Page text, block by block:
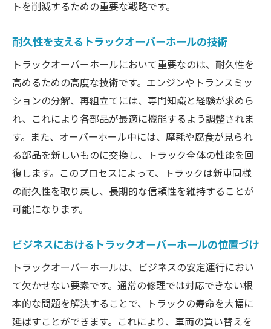
オーバーホールのための革新的なツールの
トラックオーバーホールにおける精密な作
業手法
トラブルシューティングのための診断技術
トラックの性能を維持するためのオーバーホー
ルの具体的ステップ
初期診断から始まるオーバーホールステッ
プ
部品の検査と交換プロセス
オーバーホール後の性能試験手順
オーバーホール計画における時間管理
トラックの性能を維持するための定期的な
見直し
トラックオーバーホールで耐久性を再生しビジ
ネスを強化する
トを削減するための重要な戦略です。
耐久性を支えるトラックオーバーホールの技術
トラックオーバーホールにおいて重要なのは、耐久性を
高めるための高度な技術です。エンジンやトランスミッ
ションの分解、再組立てには、専門知識と経験が求めら
れ、これにより各部品が最適に機能するよう調整されま
す。また、オーバーホール中には、摩耗や腐食が見られ
る部品を新しいものに交換し、トラック全体の性能を回
復します。このプロセスによって、トラックは新車同様
の耐久性を取り戻し、長期的な信頼性を維持することが
可能になります。
ビジネスにおけるトラックオーバーホールの位置づけ
トラックオーバーホールは、ビジネスの安定運行におい
て欠かせない要素です。通常の修理では対応できない根
本的な問題を解決することで、トラックの寿命を大幅に
延ばすことができます。これにより、車両の買い替えを